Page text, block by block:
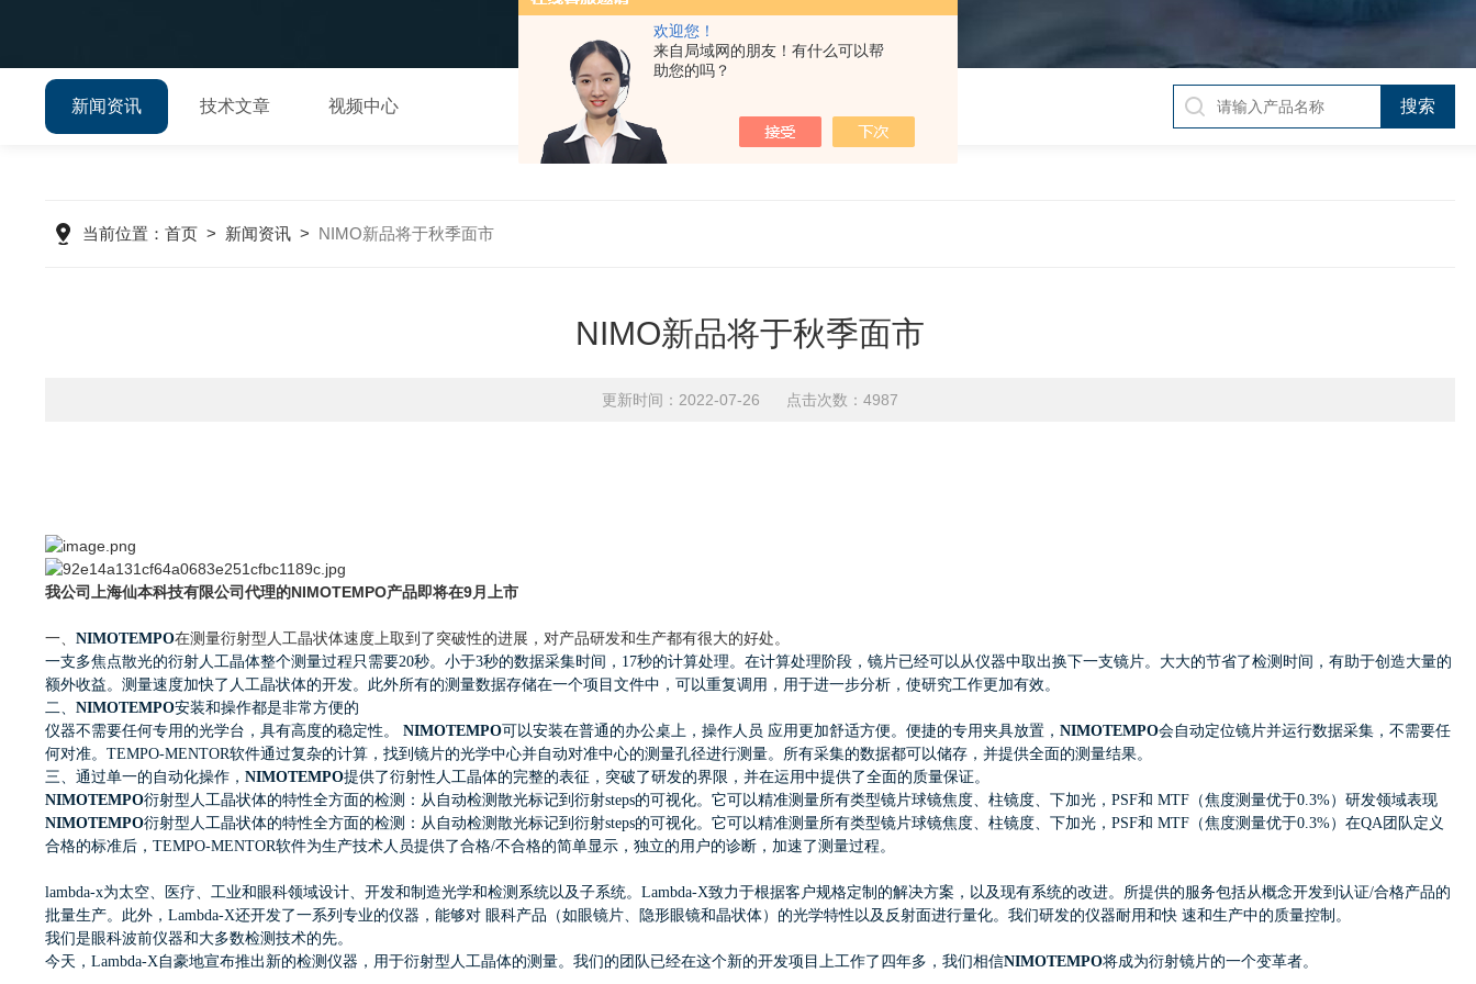
欢迎您！
来自局域网的朋友！有什么可以帮
助您的吗？
新闻资讯 技术文章 视频中心
当前位置： 首页> 新闻资讯> NIMO新品将于秋季面市
NIMO新品将于秋季面市
更新时间：2022-07-26 点击次数：4987
我公司上海仙本科技有限公司代理的NIMOTEMPO产品即将在9月上市
一、 NIMOTEMPO在测量衍射型人工晶状体速度上取到了突破性的进展，对产品研发和生产都有很大的好处。
一支多焦点散光的衍射人工晶体整个测量过程只需要20秒。小于3秒的数据采集时间，17秒的计算处理。在计算处理阶段，镜片已经可以从仪器中取出换下一支镜片。大大的节省了检测时间，有助于创造大量的
额外收益。 测量速度加快了人工晶状体的开发。此外所有的测量数据存储在一个项目文件中，可以重复调用，用于进一步分析，使研究工作更加有效。
二、 NIMOTEMPO安装和操作都是非常方便的
仪器不需要任何专用的光学台，具有高度的稳定性。 NIMOTEMPO可以安装在普通的办公桌上，操作人员 应用更加舒适方便。 便捷的专用夹具放置， NIMOTEMPO会自动定位镜片并运行数据采集，不需要任
何对准。TEMPO-MENTOR软件通过复杂的计算，找到镜片的光学中心并自动对准中心的测量孔径进行测量。所有采集的数据都可以储存，并提供全面的测量结果。
三、通过单一的自动化操作， NIMOTEMPO提供了衍射性人工晶体的完整的表征，突破了研发的界限，并在运用中提供了全面的质量保证。
NIMOTEMPO衍射型人工晶状体的特性全方面的检测：从自动检测散光标记到衍射steps的可视化。它可以精准测量所有类型镜片球镜焦度、柱镜度、下加光，PSF和 MTF（焦度测量优于0.3%）研发领域表现
NIMOTEMPO衍射型人工晶状体的特性全方面的检测：从自动检测散光标记到衍射steps的可视化。它可以精准测量所有类型镜片球镜焦度、柱镜度、下加光，PSF和 MTF（焦度测量优于0.3%） 在QA团队定义
合格的标准后，TEMPO-MENTOR软件为生产技术人员提供了合格/不合格的简单显示，独立的用户的诊断，加速了测量过程。
lambda-x为太空、医疗、工业和眼科领域设计、开发和制造光学和检测系统以及子系统。Lambda-X致力于根据客户规格定制的解决方案，以及现有系统的改进。所提供的服务包括从概念开发到认证/合格产品的
批量生产。此外，Lambda-X还开发了一系列专业的仪器，能够对 眼科产品（如眼镜片、隐形眼镜和晶状体）的光学特性以及反射面进行量化。我们研发的仪器耐用和快 速和生产中的质量控制。
我们是眼科波前仪器和大多数检测技术的先。
今天，Lambda-X自豪地宣布推出新的检测仪器，用于衍射型人工晶体的测量。我们的团队已经在这个新的开发项目上工作了四年多，我们相信NIMOTEMPO将成为衍射镜片的一个变革者。